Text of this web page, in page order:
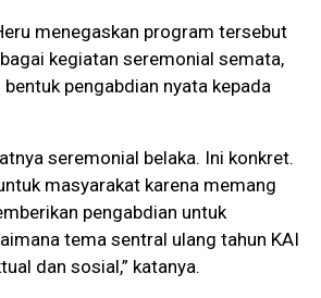
menegaskan program tersebut
kegiatan seremonial semata,
pengabdian nyata kepada
seremonial belaka. Ini konkret.
masyarakat karena memang
pengabdian untuk
tema sentral ulang tahun KAI
dan sosial,” katanya.